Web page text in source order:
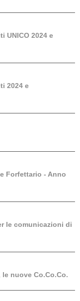
UNICO 2024 e
2024 e
Forfettario - Anno
le comunicazioni di
nuove Co.Co.Co.